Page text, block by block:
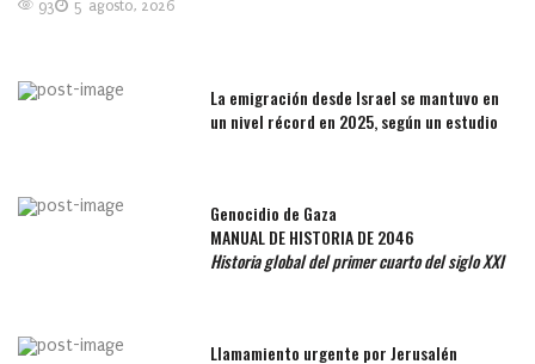
5 agosto, 2026
93
La emigración desde Israel se mantuvo en
un nivel récord en 2025, según un estudio
Genocidio de Gaza
MANUAL DE HISTORIA DE 2046
Historia global del primer cuarto del siglo XXI
Llamamiento urgente por Jerusalén